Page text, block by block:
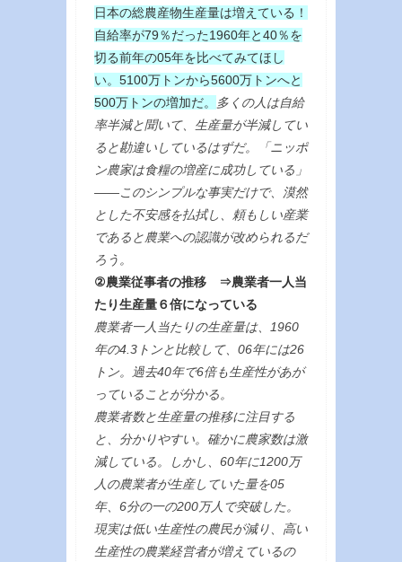
日本の総農産物生産量は増えている！
自給率が79％だった1960年と40％を
切る前年の05年を比べてみてほし
い。5100万トンから5600万トンへと
500万トンの増加だ。
多くの人は自給
率半減と聞いて、生産量が半減してい
ると勘違いしているはずだ。「ニッポ
ン農家は食糧の増産に成功している」
——このシンプルな事実だけで、漠然
とした不安感を払拭し、頼もしい産業
であると農業への認識が改められるだ
ろう。
②農業従事者の推移 ⇒農業者一人当
たり生産量６倍になっている
農業者一人当たりの生産量は、1960
年の4.3トンと比較して、06年には26
トン。過去40年で6倍も生産性があが
っていることが分かる。
農業者数と生産量の推移に注目する
と、分かりやすい。確かに農家数は激
減している。しかし、60年に1200万
人の農業者が生産していた量を05
年、6分の一の200万人で突破した。
現実は低い生産性の農民が減り、高い
生産性の農業経営者が増えているの